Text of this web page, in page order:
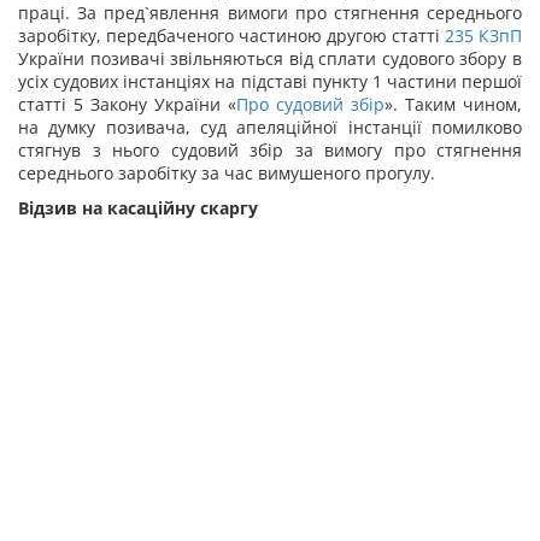
праці. За пред`явлення вимоги про стягнення середнього
заробітку, передбаченого частиною другою статті 235 КЗпП
України позивачі звільняються від сплати судового збору в
усіх судових інстанціях на підставі пункту 1 частини першої
статті 5 Закону України «Про судовий збір». Таким чином,
на думку позивача, суд апеляційної інстанції помилково
стягнув з нього судовий збір за вимогу про стягнення
середнього заробітку за час вимушеного прогулу.
Відзив на касаційну скаргу